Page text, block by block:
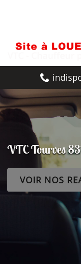
VTC Tourves
VOIR NOS